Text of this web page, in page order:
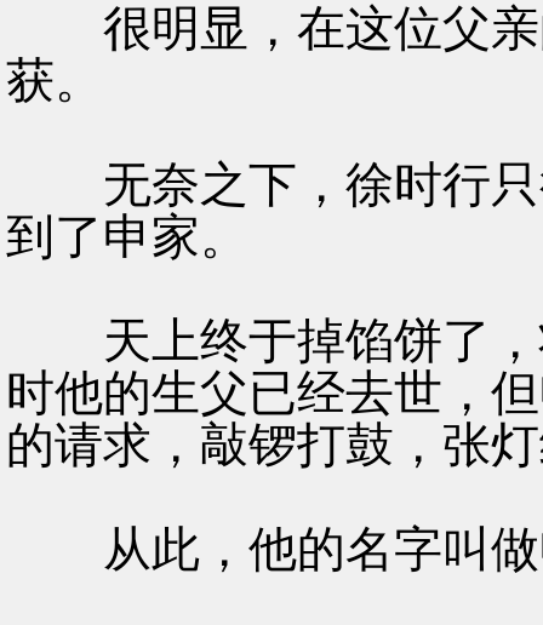
很明显，在这位父亲
获。
无奈之下，徐时行只
到了申家。
天上终于掉馅饼了，
时他的生父已经去世，
的请求，敲锣打鼓，张
从此，他的名字叫做